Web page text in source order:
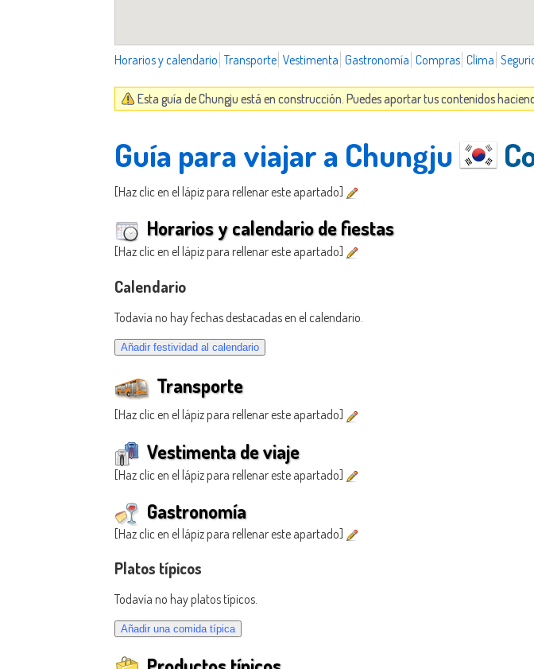
Horarios y calendario Transporte Vestimenta Gastronomía Compras Clima
Esta guía de Chungju está en construcción. Puedes aportar tus contenidos
Guía para viajar a Chungju
[Haz clic en el lápiz para rellenar este apartado]
Horarios y calendario de fiestas
[Haz clic en el lápiz para rellenar este apartado]
Calendario
Todavía no hay fechas destacadas en el calendario.
Transporte
[Haz clic en el lápiz para rellenar este apartado]
Vestimenta de viaje
[Haz clic en el lápiz para rellenar este apartado]
Gastronomía
[Haz clic en el lápiz para rellenar este apartado]
Platos típicos
Todavía no hay platos típicos.